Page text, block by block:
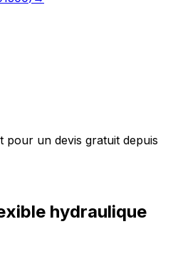
pour un devis gratuit depuis
hydraulique